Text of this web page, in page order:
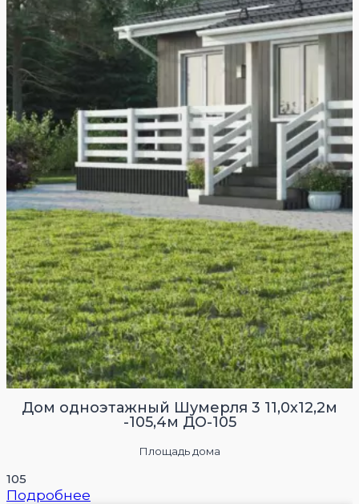
Дом одноэтажный Шумерля 3 11,0х12,2м
-105,4м ДО-105
Площадь дома
105
Подробнее